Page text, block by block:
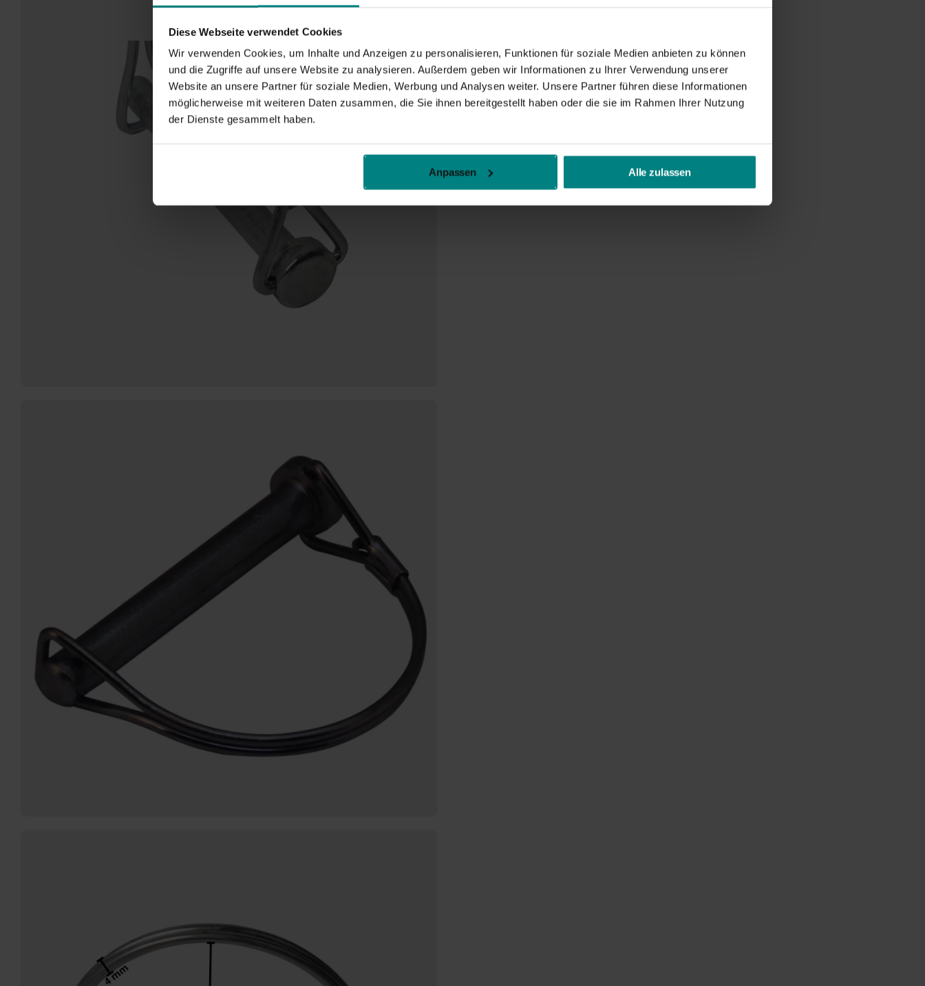
Diese Webseite verwendet Cookies
Wir verwenden Cookies, um Inhalte und Anzeigen zu personalisieren, Funktionen für soziale Medien anbieten zu können
und die Zugriffe auf unsere Website zu analysieren. Außerdem geben wir Informationen zu Ihrer Verwendung unserer
Website an unsere Partner für soziale Medien, Werbung und Analysen weiter. Unsere Partner führen diese Informationen
möglicherweise mit weiteren Daten zusammen, die Sie ihnen bereitgestellt haben oder die sie im Rahmen Ihrer Nutzung
der Dienste gesammelt haben.
Anpassen Alle zulassen